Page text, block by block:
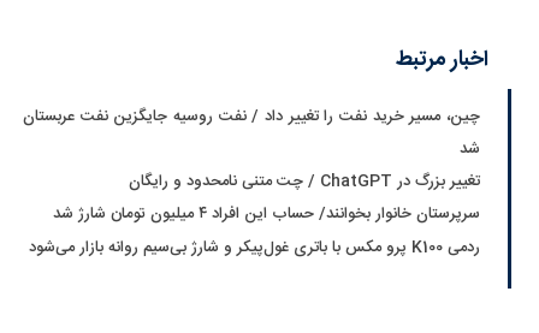
اخبار مرتبط
چین، مسیر خرید نفت را تغییر داد / نفت روسیه جایگزین نفت عربستان
شد
تغییر بزرگ در ChatGPT / چت متنی نامحدود و رایگان
سرپرستان خانوار بخوانند/ حساب این افراد ۴ میلیون تومان شارژ شد
ردمی K100 پرو مکس با باتری غول‌پیکر و شارژ بی‌سیم روانه بازار می‌شود